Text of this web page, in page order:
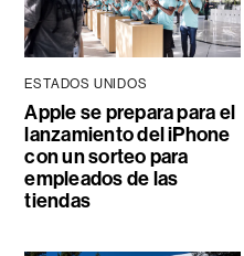
ESTADOS UNIDOS
Apple se prepara para el
lanzamiento del iPhone
con un sorteo para
empleados de las
tiendas